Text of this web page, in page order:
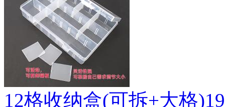
12格收纳盒(可拆+大格